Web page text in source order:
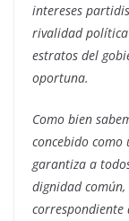
intereses
rivalidad
estratos del
oportuna.
Como bien
concebido como
garantiza a
dignidad
correspondiente